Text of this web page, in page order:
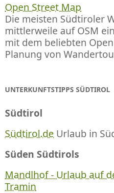
Open Street Map
Die meisten Südtiroler
mittlerweile auf OSM
mit dem beliebten
Planung von
UNTERKUNFTSTIPPS SÜDTIROL
Südtirol
Südtirol.de Urlaub in
Süden Südtirols
Mandlhof - Urlaub auf
Tramin